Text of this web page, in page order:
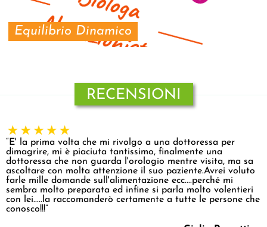
Equilibrio Dinamico
RECENSIONI
“E' la prima volta che mi rivolgo a una dottoressa per
dimagrire, mi è piaciuta tantissimo, finalmente una
dottoressa che non guarda l'orologio mentre visita, ma sa
ascoltare con molta attenzione il suo paziente.Avrei voluto
farle mille domande sull'alimentazione ecc....perché mi
sembra molto preparata ed infine si parla molto volentieri
con lei.....la raccomanderò certamente a tutte le persone che
conosco!!!”